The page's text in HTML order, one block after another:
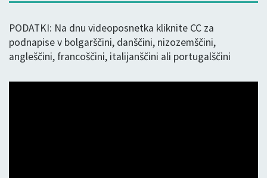
PODATKI: Na dnu videoposnetka kliknite CC za
podnapise v bolgarščini, danščini, nizozemščini,
angleščini, francoščini, italijanščini ali portugalščini